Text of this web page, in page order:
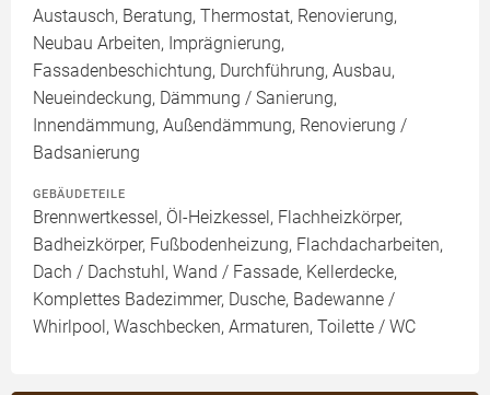
Austausch, Beratung, Thermostat, Renovierung,
Neubau Arbeiten, Imprägnierung,
Fassadenbeschichtung, Durchführung, Ausbau,
Neueindeckung, Dämmung / Sanierung,
Innendämmung, Außendämmung, Renovierung /
Badsanierung
GEBÄUDETEILE
Brennwertkessel, Öl-Heizkessel, Flachheizkörper,
Badheizkörper, Fußbodenheizung, Flachdacharbeiten,
Dach / Dachstuhl, Wand / Fassade, Kellerdecke,
Komplettes Badezimmer, Dusche, Badewanne /
Whirlpool, Waschbecken, Armaturen, Toilette / WC